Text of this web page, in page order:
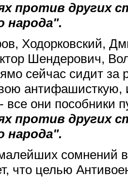
против других
народа".
Ходорковский,
Шендерович,
сейчас сидит за
антифашисткую,
все они пособники
против других
народа".
сомнений
что целью